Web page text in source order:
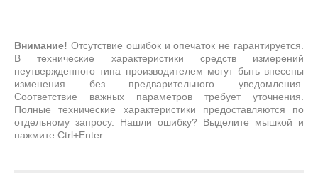
Внимание! Отсутствие ошибок и опечаток не гарантируется.
В технические характеристики средств измерений
неутвержденного типа производителем могут быть внесены
изменения без предварительного уведомления.
Соответствие важных параметров требует уточнения.
Полные технические характеристики предоставляются по
отдельному запросу. Нашли ошибку? Выделите мышкой и
нажмите Ctrl+Enter.